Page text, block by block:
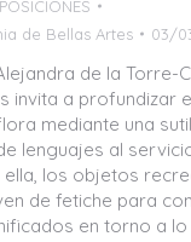
de Bellas Artes 03/
de la Torre-
invita a profundizar
mediante una sutil
lenguajes al
ella, los objetos
de fetiche para
en torno a lo